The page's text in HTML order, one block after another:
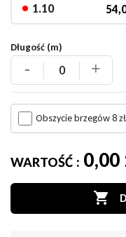
1.10
Długość (m)
- +
Obszycie brzegów 8
WARTOŚĆ : 0,00
